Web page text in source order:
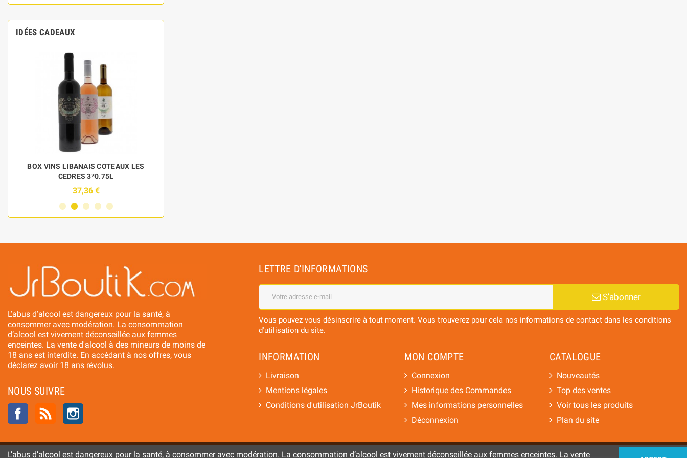
IDÉES CADEAUX
BOX VINS LIBANAIS COTEAUX LES
CEDRES 3*0.75L
37,36 €
L’abus d’alcool est dangereux pour la santé, à
consommer avec modération. La consommation
d’alcool est vivement déconseillée aux femmes
enceintes. La vente d'alcool à des mineurs de moins de
18 ans est interdite. En accédant à nos offres, vous
déclarez avoir 18 ans révolus.
NOUS SUIVRE
FacebookRss
LETTRE D'INFORMATIONS
S’abonner
Vous pouvez vous désinscrire à tout moment. Vous trouverez pour cela nos informations de contact dans les conditions
d'utilisation du site.
INFORMATION
Livraison
Mentions légales
Conditions d'utilisation JrBoutik
MON COMPTE
Connexion
Historique des Commandes
Mes informations personnelles
Déconnexion
CATALOGUE
Nouveautés
Top des ventes
Voir tous les produits
Plan du site
L’abus d’alcool est dangereux pour la santé, à consommer avec modération. La consommation d’alcool est vivement déconseillée aux femmes enceintes. La vente